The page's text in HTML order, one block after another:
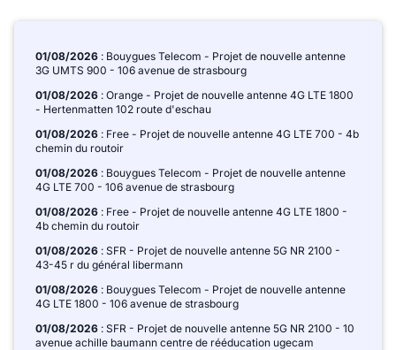
01/08/2026 : Bouygues Telecom - Projet de nouvelle antenne
3G UMTS 900 - 106 avenue de strasbourg
01/08/2026 : Orange - Projet de nouvelle antenne 4G LTE 1800
- Hertenmatten 102 route d'eschau
01/08/2026 : Free - Projet de nouvelle antenne 4G LTE 700 - 4b
chemin du routoir
01/08/2026 : Bouygues Telecom - Projet de nouvelle antenne
4G LTE 700 - 106 avenue de strasbourg
01/08/2026 : Free - Projet de nouvelle antenne 4G LTE 1800 -
4b chemin du routoir
01/08/2026 : SFR - Projet de nouvelle antenne 5G NR 2100 -
43-45 r du général libermann
01/08/2026 : Bouygues Telecom - Projet de nouvelle antenne
4G LTE 1800 - 106 avenue de strasbourg
01/08/2026 : SFR - Projet de nouvelle antenne 5G NR 2100 - 10
avenue achille baumann centre de rééducation ugecam